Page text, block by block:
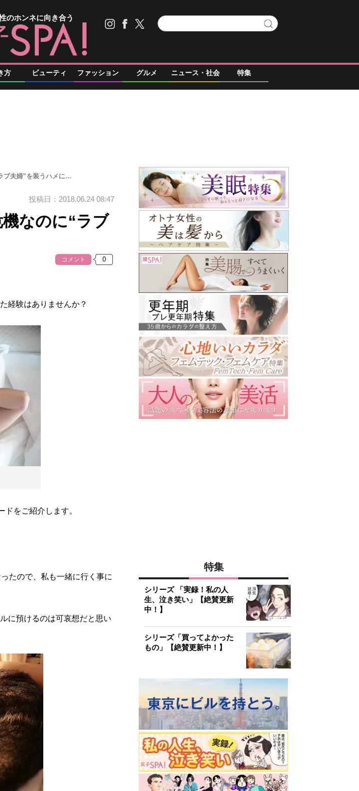
のホンネに向き合う
方 ビューティ ファッション グルメ ニュース・社会 特集
ブ夫婦”を装うハメに…
投稿日：2018.06.24 08:47
なのに“ラブ
コメント
経験はありませんか？
をご紹介します。
たので、私も一緒に行く事に
に預けるのは可哀想だと思い
特集
シリーズ 「実録！私の人
生、泣き笑い」【絶賛更新
中！】
シリーズ「買ってよかった
もの」【絶賛更新中！】